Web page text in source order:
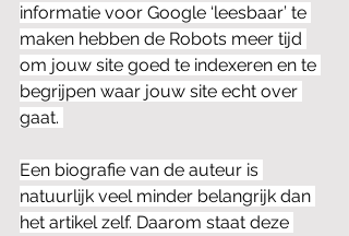
informatie voor Google ‘leesbaar’ te
maken hebben de Robots meer tijd
om jouw site goed te indexeren en te
begrijpen waar jouw site echt over
gaat.
Een biografie van de auteur is
natuurlijk veel minder belangrijk dan
het artikel zelf. Daarom staat deze